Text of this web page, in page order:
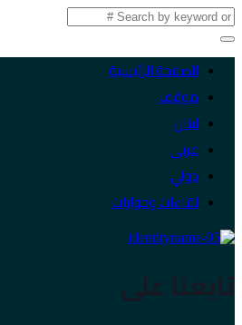
الصفحة الرئيسية
موقف
لبنان
عربي
دولي
لقاءات وحوارات
تابعنا على